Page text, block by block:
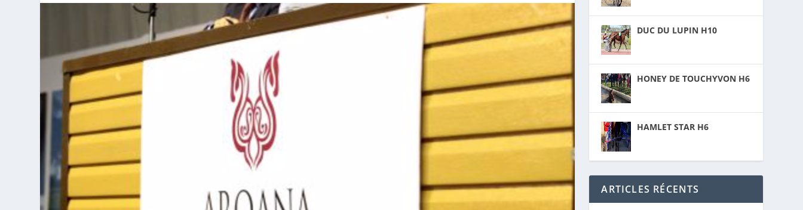
DUC DU LUPIN H10
HONEY DE TOUCHYVON H6
HAMLET STAR H6
ARTICLES RÉCENTS